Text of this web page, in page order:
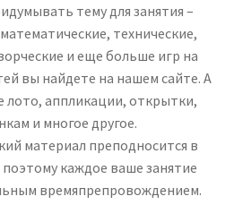
тему для занятия –
технические,
и еще больше игр на
вы найдете на нашем сайте. А
лото, аппликации, открытки,
и многое другое.
материал преподносится в
каждое ваше занятие
времяпрепровождением.